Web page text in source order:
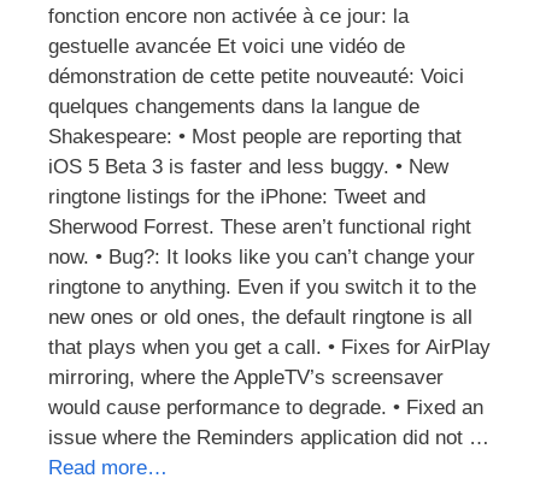
fonction encore non activée à ce jour: la
gestuelle avancée Et voici une vidéo de
démonstration de cette petite nouveauté: Voici
quelques changements dans la langue de
Shakespeare: • Most people are reporting that
iOS 5 Beta 3 is faster and less buggy. • New
ringtone listings for the iPhone: Tweet and
Sherwood Forrest. These aren’t functional right
now. • Bug?: It looks like you can’t change your
ringtone to anything. Even if you switch it to the
new ones or old ones, the default ringtone is all
that plays when you get a call. • Fixes for AirPlay
mirroring, where the AppleTV’s screensaver
would cause performance to degrade. • Fixed an
issue where the Reminders application did not …
Read more…